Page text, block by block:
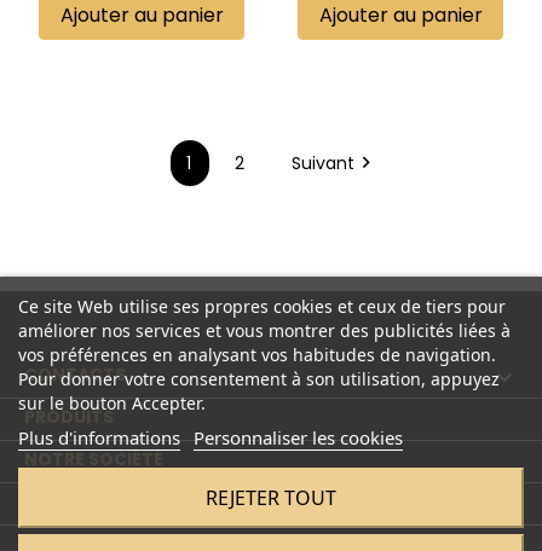
Ajouter au panier Ajouter au panier
1 2 Suivant 
CONTACTS 
PRODUITS

Ce site Web utilise ses propres cookies et ceux de tiers pour
améliorer nos services et vous montrer des publicités liées à
vos préférences en analysant vos habitudes de navigation.
Pour donner votre consentement à son utilisation, appuyez
sur le bouton Accepter.
Plus d'informations Personnaliser les cookies
REJETER TOUT